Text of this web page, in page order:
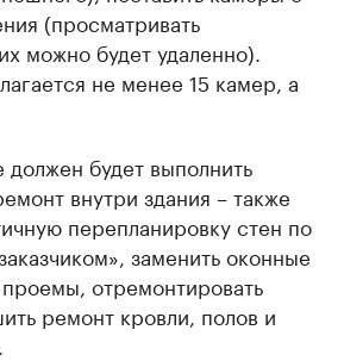
(просматривать
можно будет удаленно).
не менее 15 камер, а
будет выполнить
внутри здания – также
перепланировку стен по
заменить оконные
отремонтировать
ремонт кровли, полов и